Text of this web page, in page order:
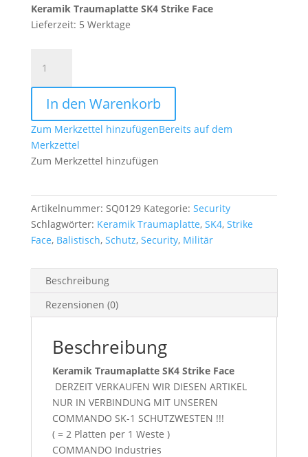
Keramik Traumaplatte SK4 Strike Face
Lieferzeit: 5 Werktage
Traumaplatte
SK4
Strike
Face
Menge
In den Warenkorb
Zum Merkzettel hinzufügenBereits auf dem
Merkzettel
Zum Merkzettel hinzufügen
Artikelnummer: SQ0129 Kategorie: Security
Schlagwörter: Keramik Traumaplatte, SK4, Strike
Face, Balistisch, Schutz, Security, Militär
Beschreibung
Rezensionen (0)
Beschreibung
Keramik Traumaplatte SK4 Strike Face
DERZEIT VERKAUFEN WIR DIESEN ARTIKEL
NUR IN VERBINDUNG MIT UNSEREN
COMMANDO SK-1 SCHUTZWESTEN !!!
( = 2 Platten per 1 Weste )
COMMANDO Industries